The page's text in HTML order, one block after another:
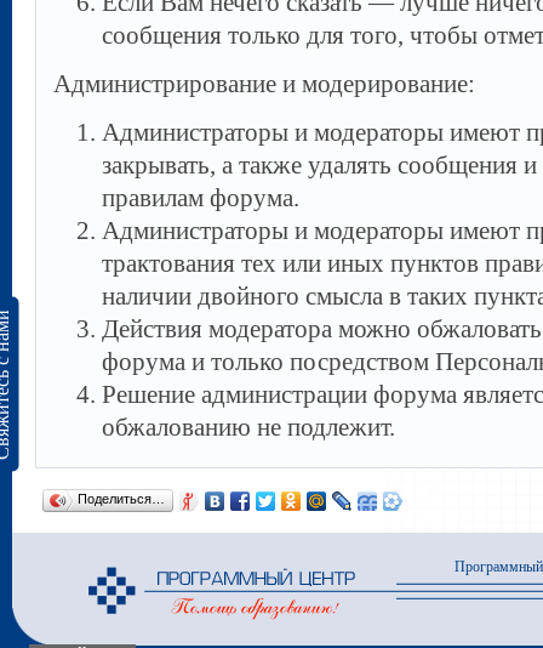
нами
сообщения только для того, чтобы
Администрирование и модерирование:
Администраторы и модераторы имеют
закрывать, а также удалять сообщения
правилам форума.
Администраторы и модераторы имеют
трактования тех или иных пунктов
наличии двойного смысла в таких
Действия модератора можно
форума и только посредством
Решение администрации форума
обжалованию не подлежит.
Поделиться…